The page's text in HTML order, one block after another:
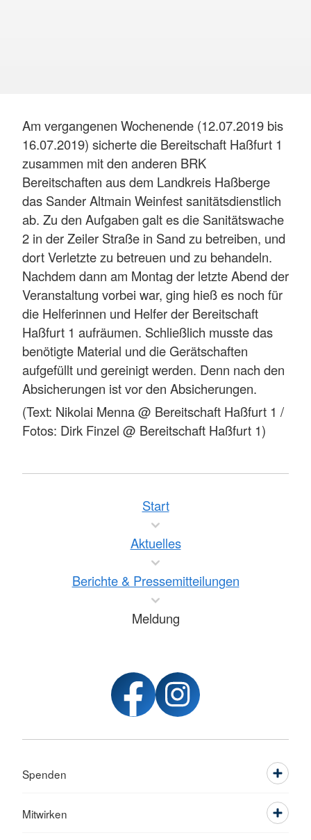
Am vergangenen Wochenende (12.07.2019 bis
16.07.2019) sicherte die Bereitschaft Haßfurt 1
zusammen mit den anderen BRK
Bereitschaften aus dem Landkreis Haßberge
das Sander Altmain Weinfest sanitätsdienstlich
ab. Zu den Aufgaben galt es die Sanitätswache
2 in der Zeiler Straße in Sand zu betreiben, und
dort Verletzte zu betreuen und zu behandeln.
Nachdem dann am Montag der letzte Abend der
Veranstaltung vorbei war, ging hieß es noch für
die Helferinnen und Helfer der Bereitschaft
Haßfurt 1 aufräumen. Schließlich musste das
benötigte Material und die Gerätschaften
aufgefüllt und gereinigt werden. Denn nach den
Absicherungen ist vor den Absicherungen.
(Text: Nikolai Menna @ Bereitschaft Haßfurt 1 /
Fotos: Dirk Finzel @ Bereitschaft Haßfurt 1)
Start
Aktuelles
Berichte & Pressemitteilungen
Meldung
Spenden
Mitwirken